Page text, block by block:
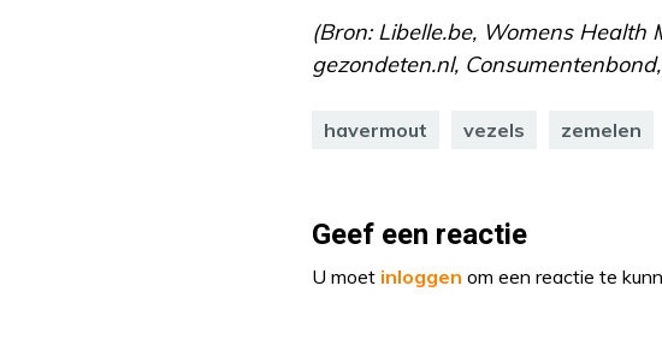
(Bron: Libelle.be, Womens Health
gezondeten.nl,
havermout vezels zemelen
Geef een reactie
U moet inloggen om een reactie te